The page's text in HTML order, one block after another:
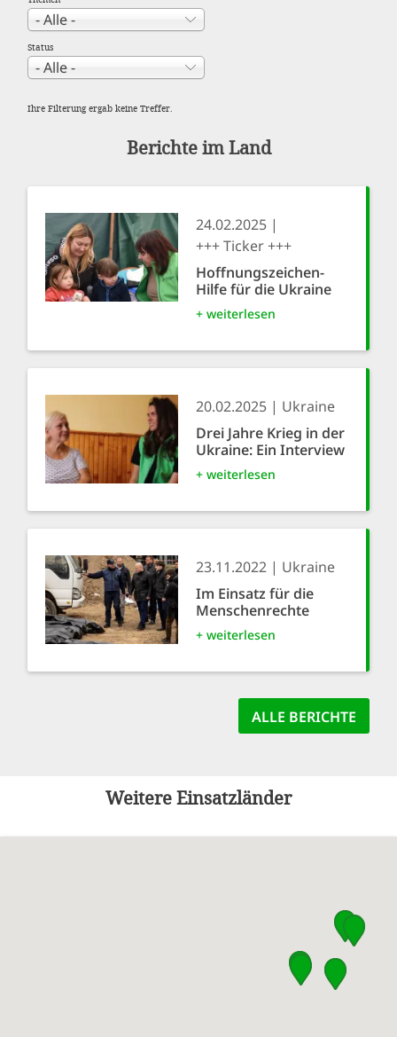
Status
Ihre Filterung ergab keine Treffer.
Berichte im Land
24.02.2025
+++ Ticker +++
Hoffnungszeichen-
Hilfe für die Ukraine
+ weiterlesen
20.02.2025
Ukraine
Drei Jahre Krieg in der
Ukraine: Ein Interview
+ weiterlesen
23.11.2022
Ukraine
Im Einsatz für die
Menschenrechte
+ weiterlesen
ALLE BERICHTE
Weitere Einsatzländer